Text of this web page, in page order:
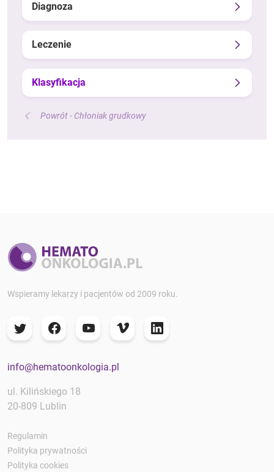
Diagnoza
Leczenie
Klasyfikacja
Powrót - Chłoniak grudkowy
Wspieramy lekarzy i pacjentów od 2009 roku.
info@hematoonkologia.pl
ul. Kilińskiego 18
20-809 Lublin
Regulamin
Polityka prywatności
Polityka cookies